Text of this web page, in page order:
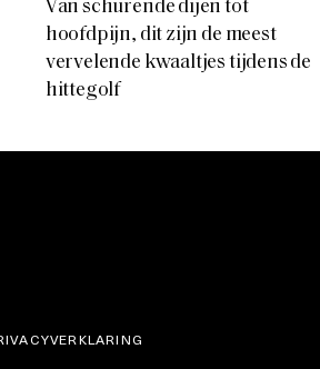
Van schurende dijen tot
hoofdpijn, dit zijn de meest
vervelende kwaaltjes tijdens de
hittegolf